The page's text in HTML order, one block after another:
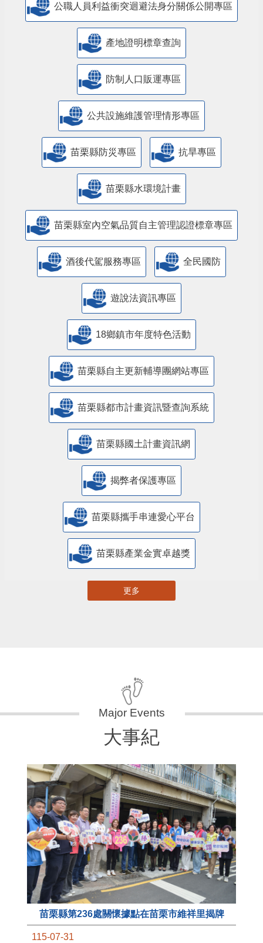
公職人員利益衝突迴避法身分關係公開專區
產地證明標章查詢
防制人口販運專區
​公共設施維護管理情形專區
苗栗縣防災專區 抗旱專區
苗栗縣水環境計畫
苗栗縣室內空氣品質自主管理認證標章專區
酒後代駕服務專區 全民國防
遊說法資訊專區
18鄉鎮市年度特色活動
苗栗縣自主更新輔導團網站專區
苗栗縣都市計畫資訊暨查詢系統
苗栗縣國土計畫資訊網
揭弊者保護專區
苗栗縣攜手串連愛心平台
苗栗縣產業金實卓越獎
更多
大事紀
苗栗縣第236處關懷據點在苗栗市維祥里揭牌
115-07-31